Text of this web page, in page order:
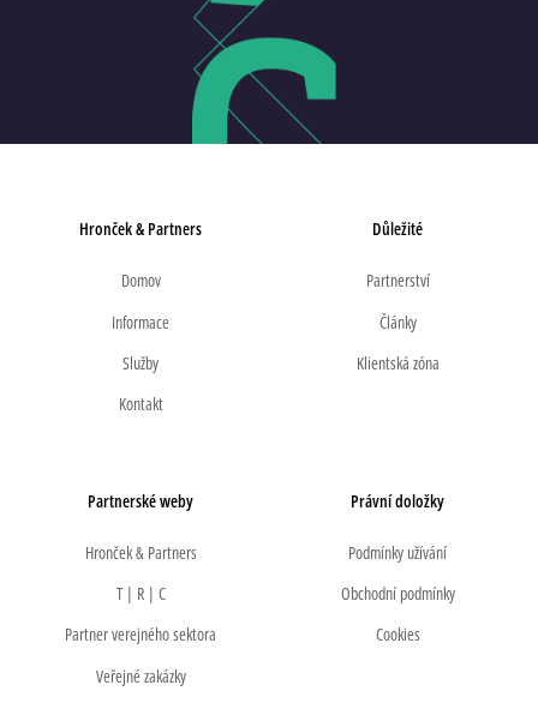
Hronček & Partners
Domov
Informace
Služby
Kontakt
Důležité
Partnerství
Články
Klientská zóna
Partnerské weby
Hronček & Partners
T | R | C
Partner verejného sektora
Veřejné zakázky
Právní doložky
Podmínky užívání
Obchodní podmínky
Cookies